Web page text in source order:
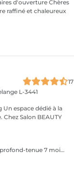
d'ouverture Chères
raffiné et chaleureux
17
L-3441
Salon BEAUTY
Lissage nouvelle génération-100% lisse-soin profond-tenue 7 mois et + -sans formaldéhyde -Convient à tous types de cheveux (même crépus) -Résultat immédiat, cheveux brillant et disciplinés